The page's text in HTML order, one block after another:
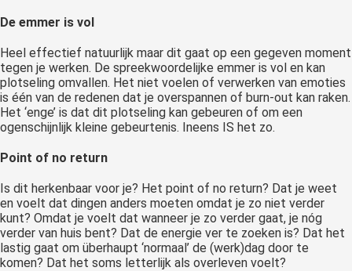
De emmer is vol
Heel effectief natuurlijk maar dit gaat op een gegeven moment
tegen je werken. De spreekwoordelijke emmer is vol en kan
plotseling omvallen. Het niet voelen of verwerken van emoties
is één van de redenen dat je overspannen of burn-out kan raken.
Het ‘enge’ is dat dit plotseling kan gebeuren of om een
ogenschijnlijk kleine gebeurtenis. Ineens IS het zo.
Point of no return
Is dit herkenbaar voor je? Het point of no return? Dat je weet
en voelt dat dingen anders moeten omdat je zo niet verder
kunt? Omdat je voelt dat wanneer je zo verder gaat, je nóg
verder van huis bent? Dat de energie ver te zoeken is? Dat het
lastig gaat om überhaupt ‘normaal’ de (werk)dag door te
komen? Dat het soms letterlijk als overleven voelt?